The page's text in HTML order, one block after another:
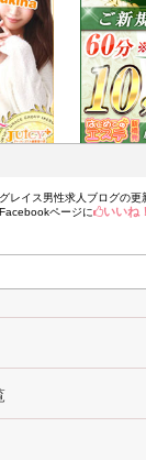
グレイス男性求人ブログの更
Facebookページに
いいね！